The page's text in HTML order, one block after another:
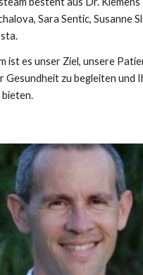
Sara Sentic, Susanne
ist es unser Ziel, unsere
Gesundheit zu begleiten und
bieten.